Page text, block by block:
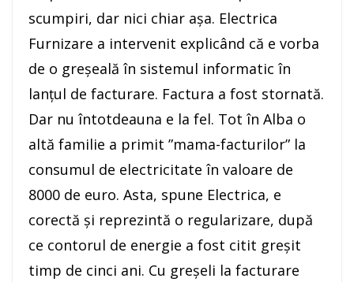
scumpiri, dar nici chiar așa. Electrica
Furnizare a intervenit explicând că e vorba
de o greșeală în sistemul informatic în
lanțul de facturare. Factura a fost stornată.
Dar nu întotdeauna e la fel. Tot în Alba o
altă familie a primit ”mama-facturilor” la
consumul de electricitate în valoare de
8000 de euro. Asta, spune Electrica, e
corectă și reprezintă o regularizare, după
ce contorul de energie a fost citit greșit
timp de cinci ani. Cu greșeli la facturare